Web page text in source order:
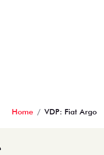
Home VDP: Fiat Argo
maior é a vida.